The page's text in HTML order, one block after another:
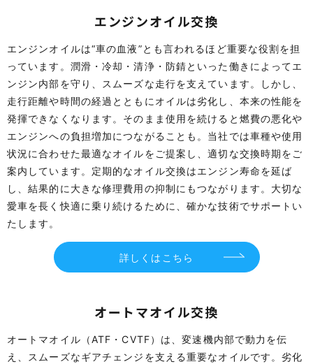
エンジンオイル交換
エンジンオイルは“車の血液”とも言われるほど重要な役割を担
っています。潤滑・冷却・清浄・防錆といった働きによってエ
ンジン内部を守り、スムーズな走行を支えています。しかし、
走行距離や時間の経過とともにオイルは劣化し、本来の性能を
発揮できなくなります。そのまま使用を続けると燃費の悪化や
エンジンへの負担増加につながることも。当社では車種や使用
状況に合わせた最適なオイルをご提案し、適切な交換時期をご
案内しています。定期的なオイル交換はエンジン寿命を延ば
し、結果的に大きな修理費用の抑制にもつながります。大切な
愛車を長く快適に乗り続けるために、確かな技術でサポートい
たします。
詳しくはこちら
オートマオイル交換
オートマオイル（ATF・CVTF）は、変速機内部で動力を伝
え、スムーズなギアチェンジを支える重要なオイルです。劣化